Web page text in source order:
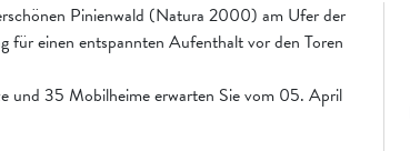
Pinienwald (Natura 2000) am Ufer der
für einen entspannten Aufenthalt vor den Toren
und 35 Mobilheime erwarten Sie vom 05. April